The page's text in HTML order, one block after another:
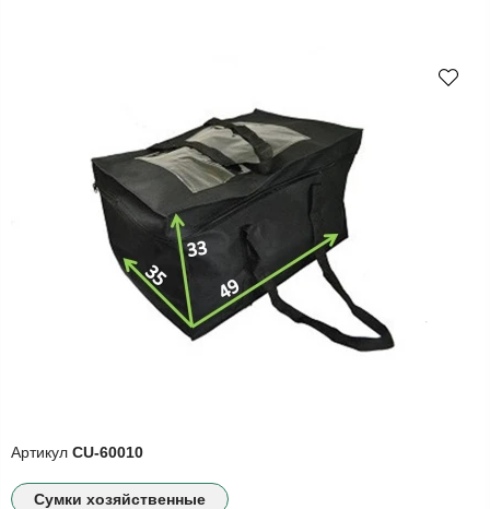
Артикул СU-60010
Сумки хозяйственные